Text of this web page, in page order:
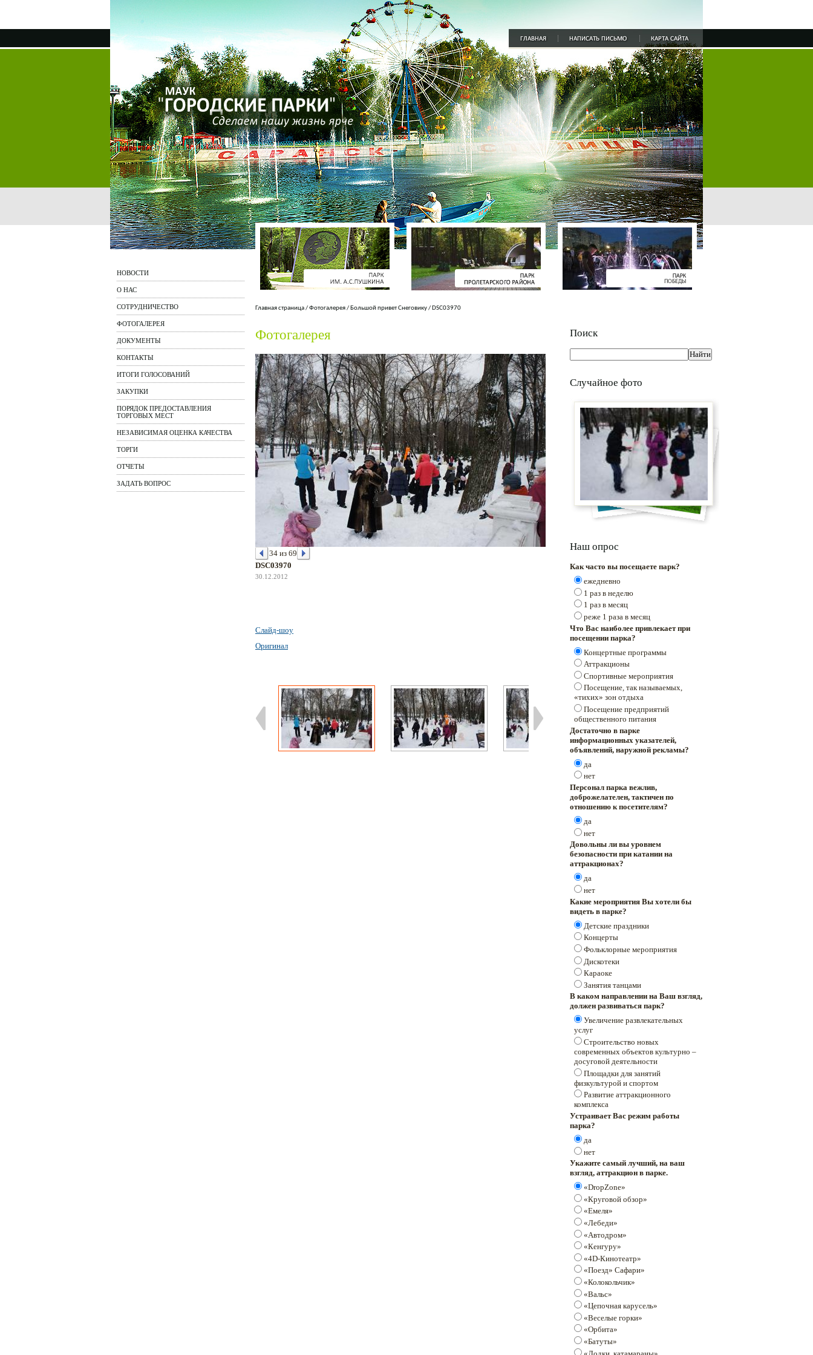
НОВОСТИ
О НАС
СОТРУДНИЧЕСТВО
ФОТОГАЛЕРЕЯ
ДОКУМЕНТЫ
КОНТАКТЫ
ИТОГИ ГОЛОСОВАНИЙ
ЗАКУПКИ
ПОРЯДОК ПРЕДОСТАВЛЕНИЯ
ТОРГОВЫХ МЕСТ
НЕЗАВИСИМАЯ ОЦЕНКА КАЧЕСТВА
ТОРГИ
ОТЧЕТЫ
ЗАДАТЬ ВОПРОС
Главная страница/Фотогалерея/ Большой привет Снеговику/ DSC03970
Фотогалерея
34 из 69
DSC03970
30.12.2012
Слайд-шоу
Оригинал
Поиск
Случайное фото
Наш опрос
Как часто вы посещаете парк?
ежедневно
1 раз в неделю
1 раз в месяц
реже 1 раза в месяц
Что Вас наиболее привлекает при
посещении парка?
Концертные программы
Аттракционы
Спортивные мероприятия
Посещение, так называемых,
«тихих» зон отдыха
Посещение предприятий
общественного питания
Достаточно в парке
информационных указателей,
объявлений, наружной рекламы?
да
нет
Персонал парка вежлив,
доброжелателен, тактичен по
отношению к посетителям?
да
нет
Довольны ли вы уровнем
безопасности при катании на
аттракционах?
да
нет
Какие мероприятия Вы хотели бы
видеть в парке?
Детские праздники
Концерты
Фольклорные мероприятия
Дискотеки
Караоке
Занятия танцами
В каком направлении на Ваш взгляд,
должен развиваться парк?
Увеличение развлекательных
услуг
Строительство новых
современных объектов культурно –
досуговой деятельности
Площадки для занятий
физкультурой и спортом
Развитие аттракционного
комплекса
Устраивает Вас режим работы
парка?
да
нет
Укажите самый лучший, на ваш
взгляд, аттракцион в парке.
«DropZone»
«Круговой обзор»
«Емеля»
«Лебеди»
«Автодром»
«Кенгуру»
«4D-Кинотеатр»
«Поезд» Сафари»
«Колокольчик»
«Вальс»
«Цепочная карусель»
«Веселые горки»
«Орбита»
«Батуты»